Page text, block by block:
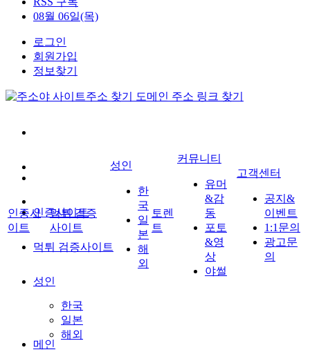
08월 06일(목)
로그인
회원가입
정보찾기
인증사이트
먹튀 검증사이트
성인
한국
일본
해외
인증사
이트
먹튀 검증
사이트
성인
한
국
일
본
해
외
토렌
트
커뮤니티
유머
&감
동
포토
&영
상
야썰
고객센터
공지&
이벤트
1:1문의
광고문
의
메인